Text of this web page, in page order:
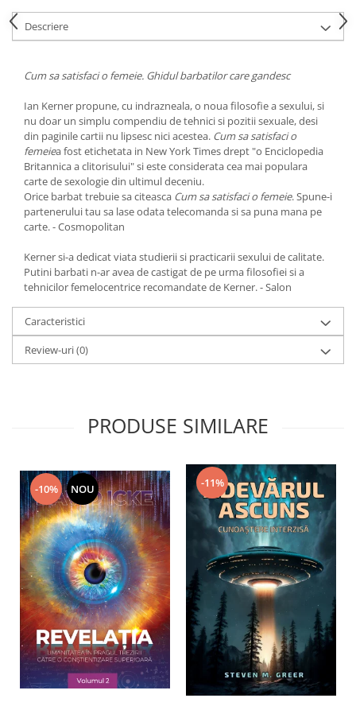
Supă de pui pentru suflet
Oracol
Spiritualitate şi ştiinţă
Fără categorie
Cunoaștere
Descriere
Cum sa satisfaci o femeie. Ghidul barbatilor care gandesc
Ian Kerner propune, cu indrazneala, o noua filosofie a sexului, si
nu doar un simplu compendiu de tehnici si pozitii sexuale, desi
din paginile cartii nu lipsesc nici acestea. Cum sa satisfaci o
femeiea fost etichetata in New York Times drept "o Enciclopedia
Britannica a clitorisului" si este considerata cea mai populara
carte de sexologie din ultimul deceniu.
Orice barbat trebuie sa citeasca Cum sa satisfaci o femeie. Spune-i
partenerului tau sa lase odata telecomanda si sa puna mana pe
carte. - Cosmopolitan
Kerner si-a dedicat viata studierii si practicarii sexului de calitate.
Putini barbati n-ar avea de castigat de pe urma filosofiei si a
tehnicilor femelocentrice recomandate de Kerner. - Salon
Caracteristici
Review-uri(0)
PRODUSE SIMILARE
-10% NOU -11%